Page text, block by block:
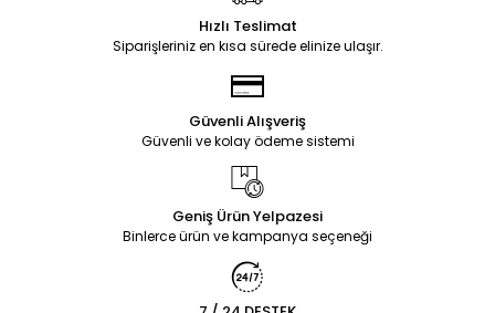
Hızlı Teslimat
Siparişleriniz en kısa sürede elinize ulaşır.
Güvenli Alışveriş
Güvenli ve kolay ödeme sistemi
Geniş Ürün Yelpazesi
Binlerce ürün ve kampanya seçeneği